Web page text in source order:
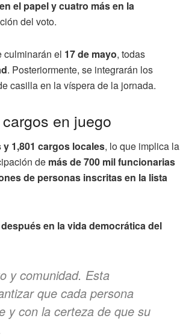
el papel y cuatro más en la
del voto.
culminarán el 17 de mayo, todas
. Posteriormente, se integrarán los
casilla en la víspera de la jornada.
en juego
1,801 cargos locales, lo que implica la
de más de 700 mil funcionarias
de personas inscritas en la lista
en la vida democrática del
y comunidad. Esta
que cada persona
y con la certeza de que su